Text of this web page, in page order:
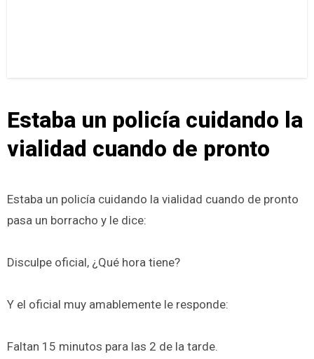
Estaba un policía cuidando la
vialidad cuando de pronto
Estaba un policía cuidando la vialidad cuando de pronto
pasa un borracho y le dice:
Disculpe oficial, ¿Qué hora tiene?
Y el oficial muy amablemente le responde:
Faltan 15 minutos para las 2 de la tarde.